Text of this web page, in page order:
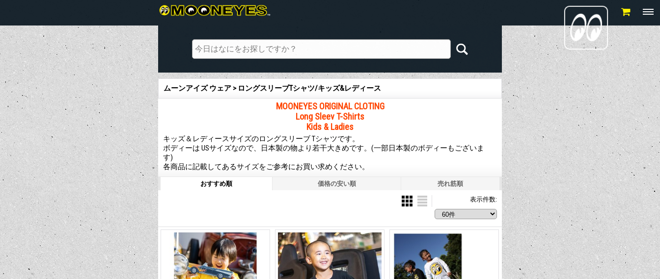
ムーンアイズ ウェア > ロングスリーブTシャツ/キッズ&レディース
MOONEYES ORIGINAL CLOTING
Long Sleev T-Shirts
Kids & Ladies
キッズ＆レディースサイズのロングスリーブ Tシャツです。
ボディーは USサイズなので、日本製の物より若干大きめです。(一部日本製のボディーもございま
す)
各商品に記載してあるサイズをご参考にお買い求めください。
おすすめ順 価格の安い順 売れ筋順
表示件数: